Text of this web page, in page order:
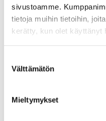
sivustoamme.
tietoja muihin tietoihin,
kerätty, kun olet käyttänyt
valinta
Välttämätön
Mieltymykset
ENNAKKO
15:00